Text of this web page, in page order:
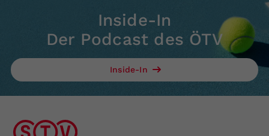
Inside-In
Der Podcast des ÖTV
Inside-In